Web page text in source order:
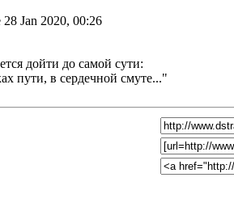
28 Jan 2020, 00:26
дойти до самой сути:
пути, в сердечной смуте..."